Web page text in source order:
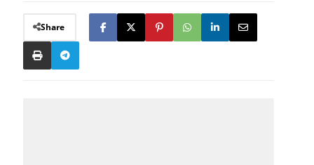
Share